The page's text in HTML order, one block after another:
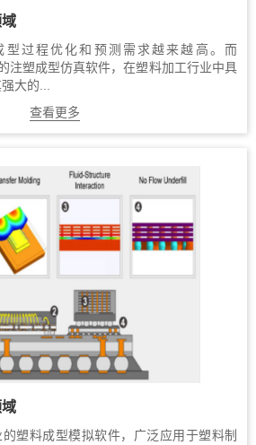
型过程优化和预测需求越来越高。而
注塑成型仿真软件，在塑料加工行业中具
大的...
查看更多
塑料成型模拟软件，广泛应用于塑料制